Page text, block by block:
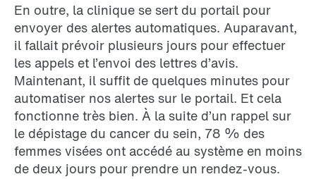
En outre, la clinique se sert du portail pour
envoyer des alertes automatiques. Auparavant,
il fallait prévoir plusieurs jours pour effectuer
les appels et l’envoi des lettres d’avis.
Maintenant, il suffit de quelques minutes pour
automatiser nos alertes sur le portail. Et cela
fonctionne très bien. À la suite d’un rappel sur
le dépistage du cancer du sein, 78 % des
femmes visées ont accédé au système en moins
de deux jours pour prendre un rendez-vous.